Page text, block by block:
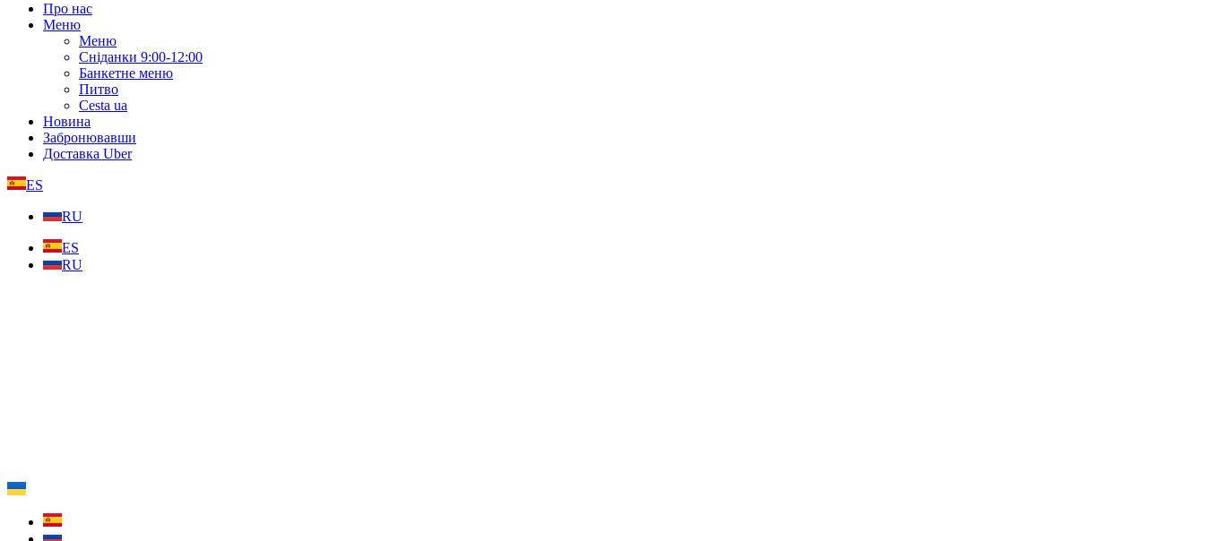
Про нас
Меню
Меню
Сніданки 9:00-12:00
Банкетне меню
Питво
Cesta ua
Новина
Забронювавши
Доставка Uber
ES
RU
ES
RU